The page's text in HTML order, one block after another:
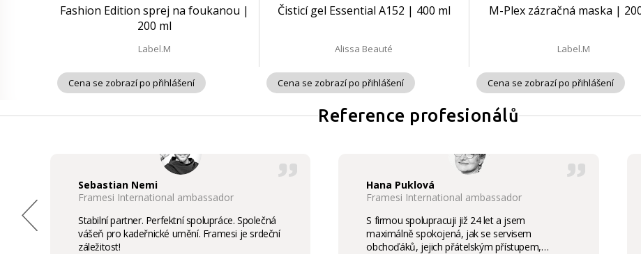
Fashion Edition sprej na foukanou |
200 ml
Label.M
Cena se zobrazí po přihlášení
Čisticí gel Essential A152 | 400 ml
Alissa Beauté
Cena se zobrazí po přihlášení
M-Plex zázračná maska |
Label.M
Cena se zobrazí po přihlášení
Reference profesionálů
Sebastian Nemi
Framesi International ambassador
Stabilní partner. Perfektní spolupráce. Společná
vášeň pro kadeřnické umění. Framesi je srdeční
záležitost!
Hana Puklová
Framesi International ambassador
S firmou spolupracuji již 24 let a jsem
maximálně spokojená, jak se servisem
obchoďáků, jejich přátelským přístupem,